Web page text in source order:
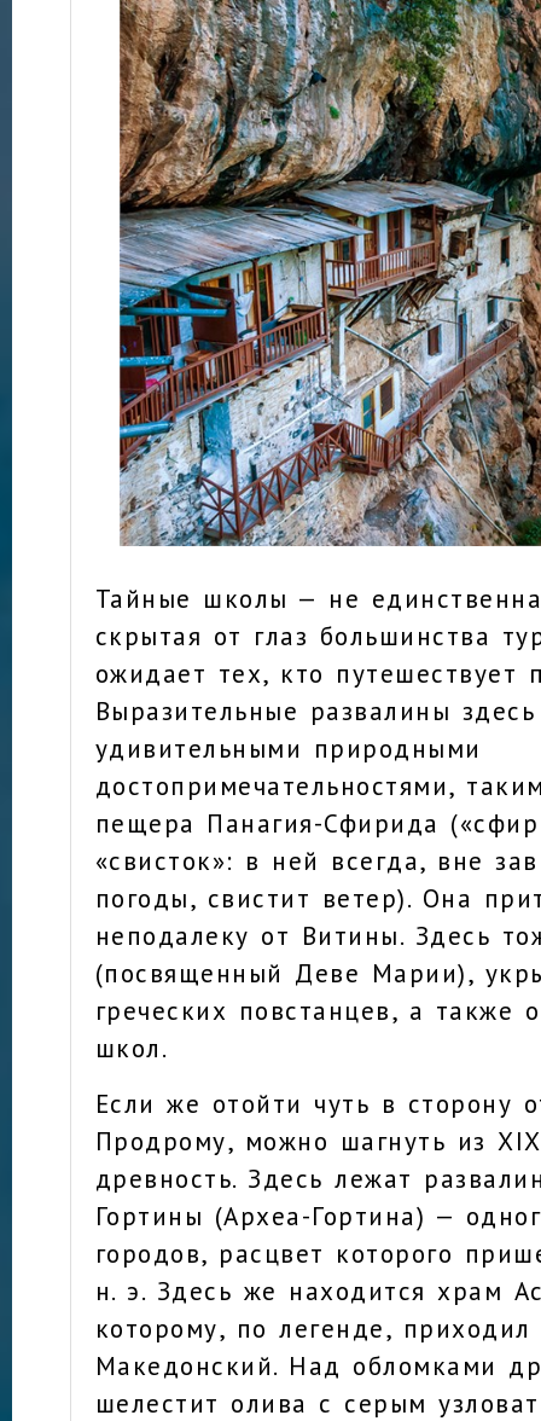
Тайные школы — не
скрытая от глаз большинства
ожидает тех, кто путешествует
Выразительные развалины
удивительными природными
достопримечательностями,
пещера Панагия-Сфирида
«свисток»: в ней всегда, вне
погоды, свистит ветер). Она
неподалеку от Витины. Здесь
(посвященный Деве Марии),
греческих повстанцев, а также
школ.
Если же отойти чуть в сторону
Продрому, можно шагнуть из
древность. Здесь лежат
Гортины (Археа-Гортина) —
городов, расцвет которого
н. э. Здесь же находится храм
которому, по легенде,
Македонский. Над обломками
шелестит олива с серым